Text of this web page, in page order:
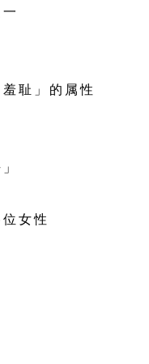
耻」的属性
女性